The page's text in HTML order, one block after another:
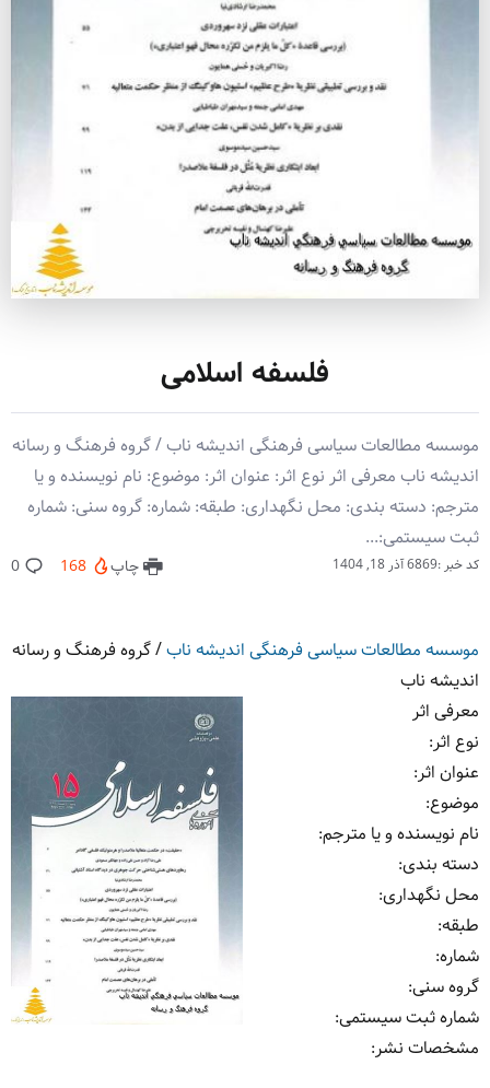
فلسفه اسلامی
موسسه مطالعات سیاسی فرهنگی اندیشه ناب / گروه فرهنگ و رسانه
اندیشه ناب معرفی اثر نوع اثر: عنوان اثر: موضوع: نام نویسنده و یا
مترجم: دسته بندی: محل نگهداری: طبقه: شماره: گروه سنی: شماره
ثبت سیستمی:...
کد خبر :6869 آذر 18, 1404 چاپ 168
0
موسسه مطالعات سیاسی فرهنگی اندیشه ناب/گروه فرهنگ و رسانه
اندیشه ناب
معرفی اثر
نوع اثر:
عنوان اثر:
موضوع:
نام نویسنده و یا مترجم:
دسته بندی:
محل نگهداری:
طبقه:
شماره:
گروه سنی:
شماره ثبت سیستمی:
مشخصات نشر: ‏‫